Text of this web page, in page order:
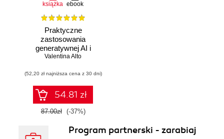
książka ebook
Praktyczne
zastosowania
generatywnej AI i
ChatGPT.
potencjał inżynierii
promptów z
technologiami
OpenAI dla
zwiększenia
kreatywności.
Valentina Alto
(52,20 zł najniższa cena z 30 dni)
54.81 zł
87.00zł (-37%)
Program partnerski - zarabiaj